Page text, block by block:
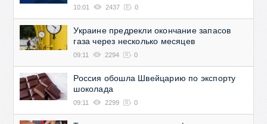
10:01 2437 0
Украине предрекли окончание запасов
газа через несколько месяцев
09:11 2294 0
Россия обошла Швейцарию по экспорту
шоколада
09:11 2299 0